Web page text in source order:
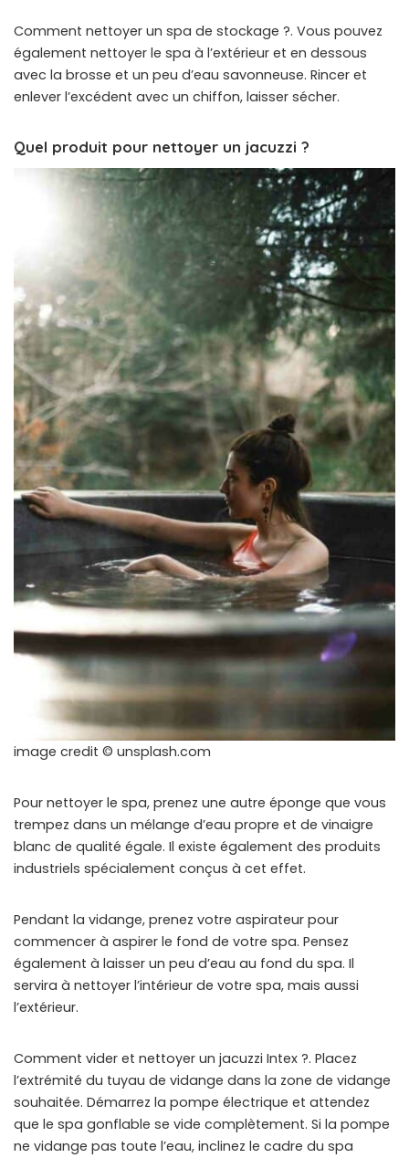
Comment nettoyer un spa de stockage ?. Vous pouvez
également nettoyer le spa à l’extérieur et en dessous
avec la brosse et un peu d’eau savonneuse. Rincer et
enlever l’excédent avec un chiffon, laisser sécher.
Quel produit pour nettoyer un jacuzzi ?
image credit © unsplash.com
Pour nettoyer le spa, prenez une autre éponge que vous
trempez dans un mélange d’eau propre et de vinaigre
blanc de qualité égale. Il existe également des produits
industriels spécialement conçus à cet effet.
Pendant la vidange, prenez votre aspirateur pour
commencer à aspirer le fond de votre spa. Pensez
également à laisser un peu d’eau au fond du spa. Il
servira à nettoyer l’intérieur de votre spa, mais aussi
l’extérieur.
Comment vider et nettoyer un jacuzzi Intex ?. Placez
l’extrémité du tuyau de vidange dans la zone de vidange
souhaitée. Démarrez la pompe électrique et attendez
que le spa gonflable se vide complètement. Si la pompe
ne vidange pas toute l’eau, inclinez le cadre du spa